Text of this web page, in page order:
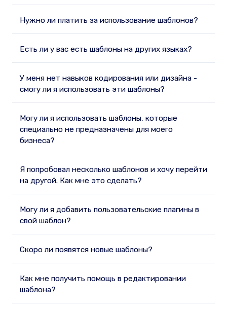
Нужно ли платить за использование шаблонов?
Есть ли у вас есть шаблоны на других языках?
У меня нет навыков кодирования или дизайна -
смогу ли я использовать эти шаблоны?
Могу ли я использовать шаблоны, которые
специально не предназначены для моего
бизнеса?
Я попробовал несколько шаблонов и хочу перейти
на другой. Как мне это сделать?
Могу ли я добавить пользовательские плагины в
свой шаблон?
Скоро ли появятся новые шаблоны?
Как мне получить помощь в редактировании
шаблона?